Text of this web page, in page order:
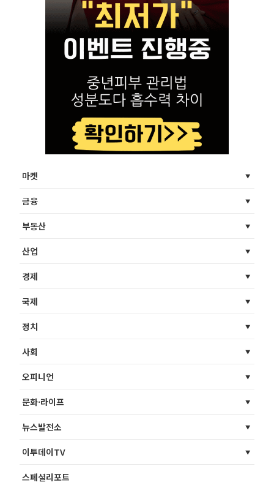
마켓
금융
부동산
산업
경제
국제
정치
사회
오피니언
문화·라이프
뉴스발전소
이투데이TV
스페셜리포트